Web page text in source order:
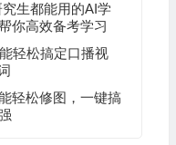
生都能用的AI学
你高效备考学习
轻松搞定口播视
轻松修图，一键搞